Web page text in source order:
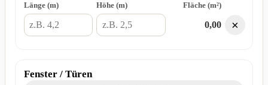
Länge (m) Höhe (m) Fläche (m²)
0,00 ×
Fenster / Türen